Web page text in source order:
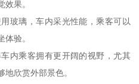
果。
玻璃，车内采光性能，乘客可以
验。
内乘客拥有更开阔的视野，尤其
欣赏外部景色。